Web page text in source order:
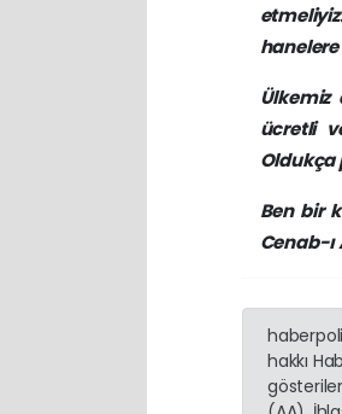
Ülkemiz
ücretli
Oldukça
Ben bir
Cenab-
hakkı